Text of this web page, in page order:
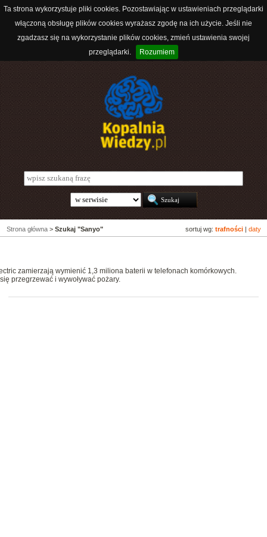
Ta strona wykorzystuje pliki cookies. Pozostawiając w ustawieniach przeglądarki
włączoną obsługę plików cookies wyrażasz zgodę na ich użycie. Jeśli nie
zgadzasz się na wykorzystanie plików cookies, zmień ustawienia swojej
przeglądarki.
Rozumiem
sortuj wg: trafności daty
Strona główna > Szukaj "Sanyo"
zamierzają wymienić 1,3 miliona baterii w telefonach komórkowych.
przegrzewać i wywoływać pożary.